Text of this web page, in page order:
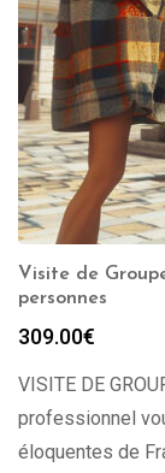
Visite de
personnes
309.00€
VISITE DE
professionnel
éloquentes de